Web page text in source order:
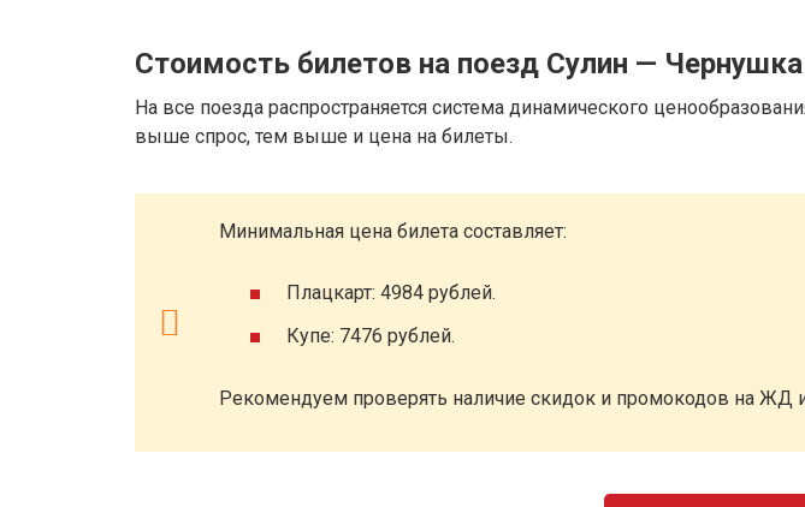
Стоимость билетов на поезд Сулин —
На все поезда распространяется система динамического
выше спрос, тем выше и цена на билеты.
Минимальная цена билета составляет:
Плацкарт: 4984 рублей.
Купе: 7476 рублей.
Рекомендуем проверять наличие скидок и промокодов на ЖД